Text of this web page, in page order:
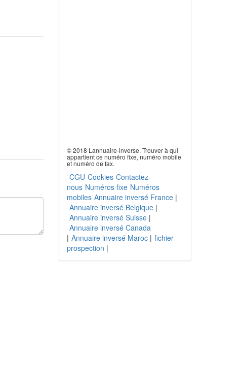
© 2018 Lannuaire-inverse. Trouver à qui
appartient ce numéro fixe, numéro mobile
et numéro de fax.
CGU Cookies Contactez-
nous Numéros fixe Numéros
mobiles Annuaire inversé France|
Annuaire inversé Belgique|
Annuaire inversé Suisse|
Annuaire inversé Canada
| Annuaire inversé Maroc| fichier
prospection |